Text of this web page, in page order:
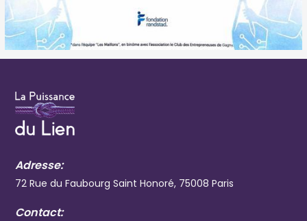
Adresse:
72 Rue du Faubourg Saint Honoré, 75008 Paris
Contact: